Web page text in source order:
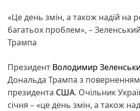
«Це день змін, а також надій на
багатьох проблем», –
Трампа
Президент Володимир
Дональда Трампа з
президента США. Очільник
січня – «це день змін, а також